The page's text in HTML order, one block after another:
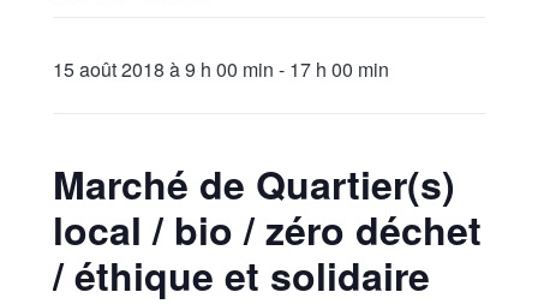
15 août 2018 à 9 h 00 min - 17 h 00 min
Marché de Quartier(s)
local / bio / zéro déchet
/ éthique et solidaire